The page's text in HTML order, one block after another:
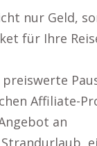
nur Geld,
für Ihre
Affiliate-
an